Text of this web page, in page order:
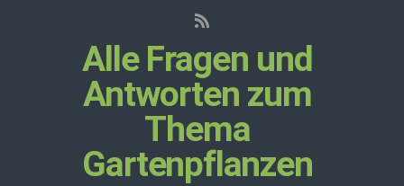
Alle Fragen und
Antworten zum
Thema
Gartenpflanzen